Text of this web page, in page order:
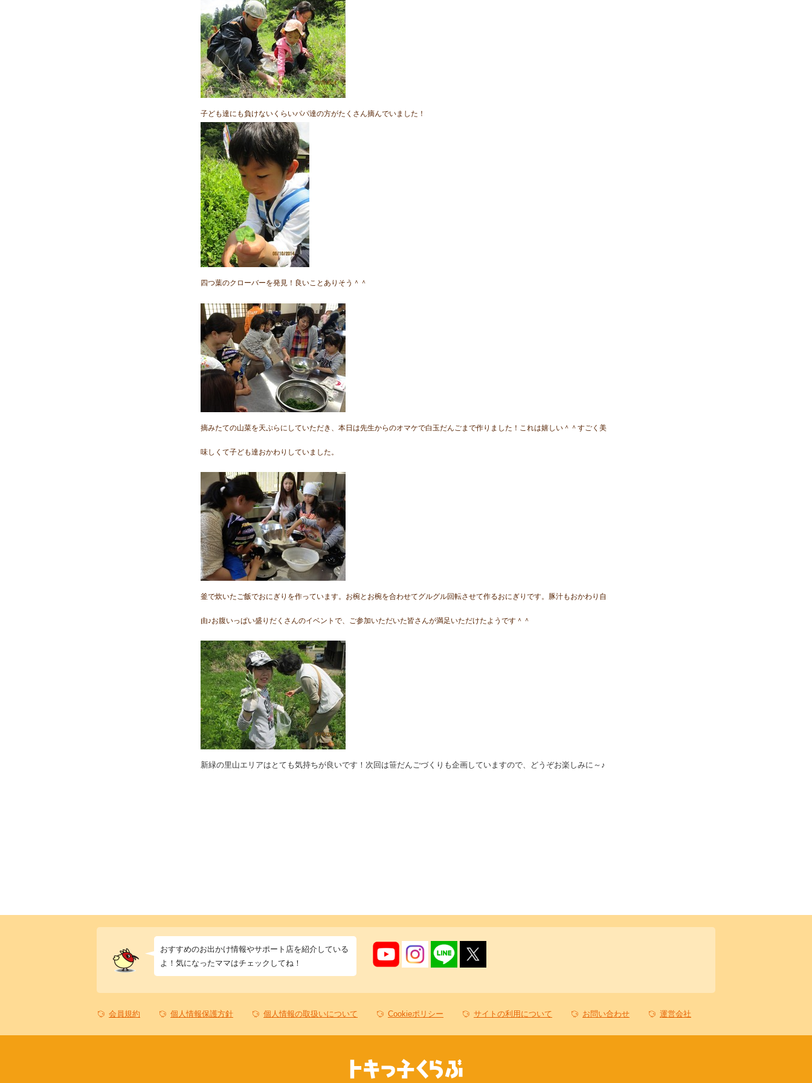
子ども達にも負けないくらいパパ達の方がたくさん摘んでいました！
四つ葉のクローバーを発見！良いことありそう＾＾
摘みたての山菜を天ぷらにしていただき、本日は先生からのオマケで白玉だんごまで作りました！これは嬉しい＾＾すごく美
味しくて子ども達おかわりしていました。
釜で炊いたご飯でおにぎりを作っています。お椀とお椀を合わせてグルグル回転させて作るおにぎりです。 豚汁もおかわり自
由♪お腹いっぱい盛りだくさんのイベントで、ご参加いただいた皆さんが満足いただけたようです＾＾
新緑の里山エリアはとても気持ちが良いです！次回は笹だんごづくりも企画していますので、どうぞお楽しみに～♪
おすすめのお出かけ情報やサポート店を紹介している
よ！気になったママはチェックしてね！
会員規約 個人情報保護方針 個人情報の取扱いについて Cookieポリシー サイトの利用について お問い合わせ 運営会社